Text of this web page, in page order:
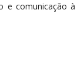
e comunicação à